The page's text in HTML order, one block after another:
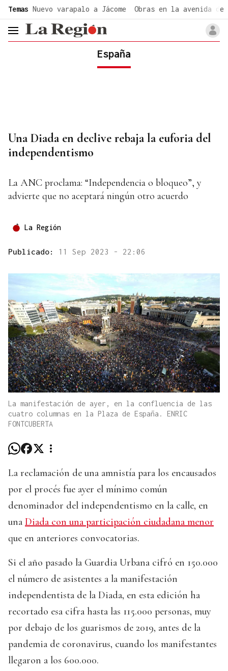
Temas Nuevo varapalo a Jácome Obras en la avenida de
header.menu.open
España
Una Diada en declive rebaja la euforia del
independentismo
La ANC proclama: “Independencia o bloqueo”, y
advierte que no aceptará ningún otro acuerdo
La Región
Publicado: 11 Sep 2023 - 22:06
La manifestación de ayer, en la confluencia de las
cuatro columnas en la Plaza de España. ENRIC
FONTCUBERTA
La reclamación de una amnistía para los encausados
por el procés fue ayer el mínimo común
denominador del independentismo en la calle, en
una Diada con una participación ciudadana menor
que en anteriores convocatorias.
Si el año pasado la Guardia Urbana cifró en 150.000
el número de asistentes a la manifestación
independentista de la Diada, en esta edición ha
recortado esa cifra hasta las 115.000 personas, muy
por debajo de los guarismos de 2019, antes de la
pandemia de coronavirus, cuando los manifestantes
llegaron a los 600.000.